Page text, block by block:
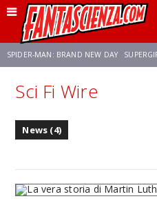
SPIDER-MAN: BRAND NEW DAY
FRANCO RICCIARDIELLO
Sci Fi Wire
News (4)